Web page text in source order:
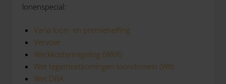
lonenspecial:
Varia loon- en premieheffing
Vervoer
Werkkostenregeling (WKR)
Wet tegemoetkomingen loondomein (Wtl)
Wet DBA